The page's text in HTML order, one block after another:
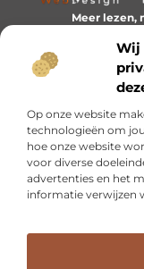
Wij
Op onze website
technologieën om
hoe onze website
voor diverse
advertenties en het
informatie verwijzen
Meer lezen,
het
Bericht
Onze informatie